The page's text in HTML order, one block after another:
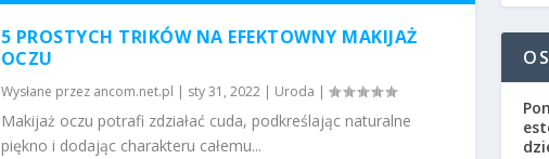
5 PROSTYCH TRIKÓW NA EFEKTOWNY MAKIJAŻ
OCZU
Wysłane przez ancom.net.pl | sty 31, 2022| Uroda |
Makijaż oczu potrafi zdziałać cuda, podkreślając naturalne
piękno i dodając charakteru całemu...